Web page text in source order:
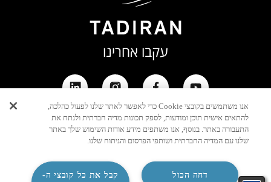
עקבו אחרינו
אנו משתמשים בקובצי Cookie כדי לאפשר לאתר שלנו לפעול כהלכה,
להתאים אישית תוכן ומודעות, לספק תכונות מדיה חברתית ולנתח את
התעבורה באתר. בנוסף, אנו משתפים מידע אודות השימוש שלך באתר
שלנו עם המדיה החברתית ושותפי הפרסום והניתוח שלנו.
קבל את כל קובצי ה- דחה הכול